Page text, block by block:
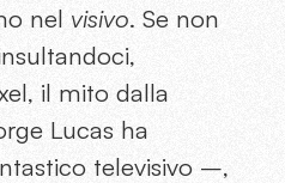
nel visivo. Se non
il mito dalla
Lucas ha
televisivo –,